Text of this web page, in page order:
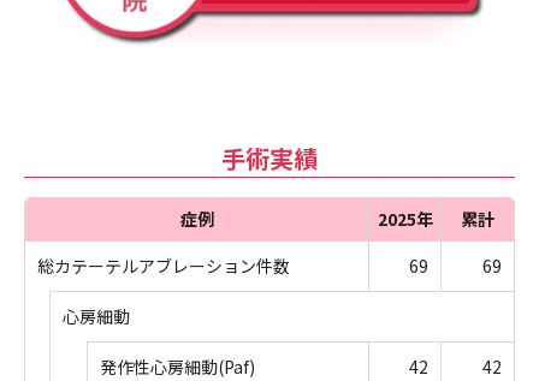
手術実績
症例 2025年
累計
総カテーテルアブレーション件数
69 69
心房細動
発作性心房細動(Paf) 42 42